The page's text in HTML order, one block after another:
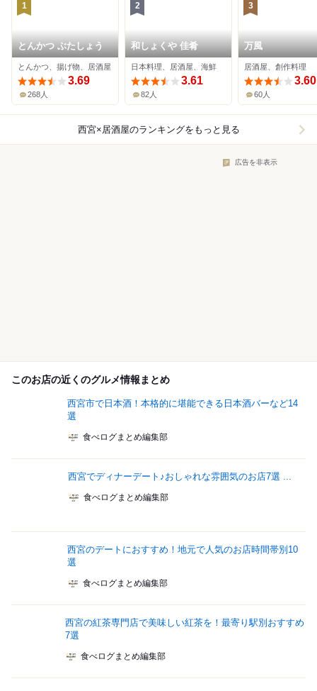
1
とんかつ ぶたしょう
とんかつ、揚げ物、居酒屋
3.69
268人
2
和しょくや 佳肴
日本料理、居酒屋、海鮮
3.61
82人
3
万風
居酒屋、創作料理
3.60
60人
西宮×居酒屋のランキングをもっと見る
広告を非表示
このお店の近くのグルメ情報まとめ
西宮市で日本酒！本格的に堪能できる日本酒バーなど14
選
食べログまとめ編集部
西宮でディナーデート♪おしゃれな雰囲気のお店7選 ...
食べログまとめ編集部
西宮のデートにおすすめ！地元で人気のお店時間帯別10
選
食べログまとめ編集部
西宮の紅茶専門店で美味しい紅茶を！最寄り駅別おすすめ
7選
食べログまとめ編集部